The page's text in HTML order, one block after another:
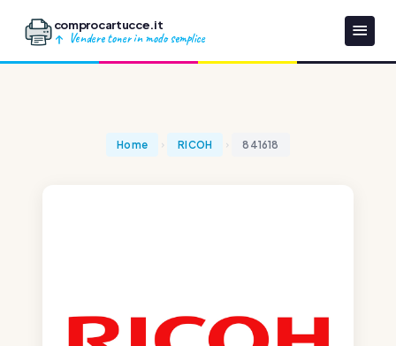
comprocartucce.it
Vendere toner in modo semplice
Home RICOH 841618